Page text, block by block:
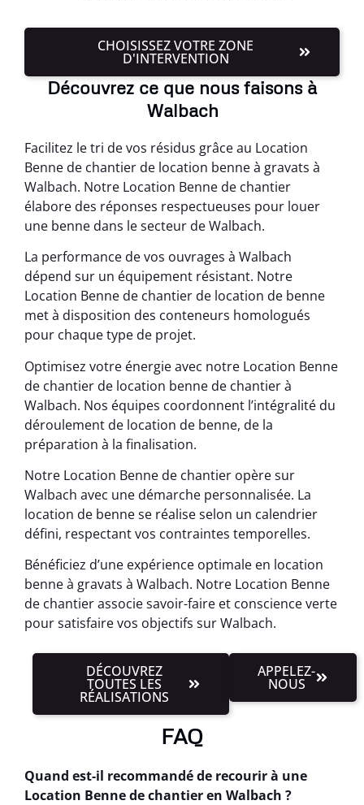
CHOISISSEZ VOTRE ZONE
D'INTERVENTION
Découvrez ce que nous faisons à
Walbach
Facilitez le tri de vos résidus grâce au Location
Benne de chantier de location benne à gravats à
Walbach. Notre Location Benne de chantier
élabore des réponses respectueuses pour louer
une benne dans le secteur de Walbach.
La performance de vos ouvrages à Walbach
dépend sur un équipement résistant. Notre
Location Benne de chantier de location de benne
met à disposition des conteneurs homologués
pour chaque type de projet.
Optimisez votre énergie avec notre Location Benne
de chantier de location benne de chantier à
Walbach. Nos équipes coordonnent l’intégralité du
déroulement de location de benne, de la
préparation à la finalisation.
Notre Location Benne de chantier opère sur
Walbach avec une démarche personnalisée. La
location de benne se réalise selon un calendrier
défini, respectant vos contraintes temporelles.
Bénéficiez d’une expérience optimale en location
benne à gravats à Walbach. Notre Location Benne
de chantier associe savoir-faire et conscience verte
pour satisfaire vos objectifs sur Walbach.
DÉCOUVREZ
TOUTES LES
RÉALISATIONS
APPELEZ-
NOUS
FAQ
Quand est-il recommandé de recourir à une
Location Benne de chantier en Walbach ?